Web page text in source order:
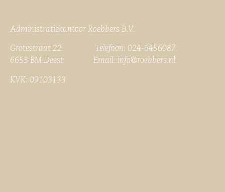
Administratiekantoor Roebbers B.V.
Grotestraat 22 Telefoon: 024-6456087
6653 BM Deest Email: info@roebbers.nl
KVK: 09103133